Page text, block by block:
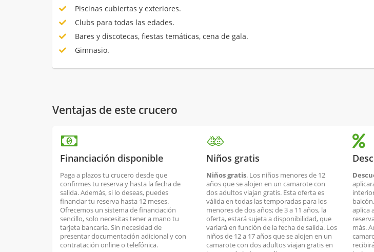
Piscinas cubiertas y exteriores.
Clubs para todas las edades.
Bares y discotecas, fiestas temáticas, cena de gala.
Gimnasio.
Ventajas de este crucero
Financiación disponible
Paga a plazos tu crucero desde que
confirmes tu reserva y hasta la fecha de
salida. Además, si lo deseas, puedes
financiar tu reserva hasta 12 meses.
Ofrecemos un sistema de financiación
sencillo, solo necesitas tener a mano tu
tarjeta bancaria. Sin necesidad de
presentar documentación adicional y con
contratación online o telefónica.
Niños gratis
Niños gratis. Los niños menores de 12
años que se alojen en un camarote con
dos adultos viajan gratis. Esta oferta es
válida en todas las temporadas para los
menores de dos años; de 3 a 11 años, la
oferta, estará sujeta a disponibilidad, que
variará en función de la fecha de salida. Los
niños de 12 a 17 años que se alojen en un
camarote con dos adultos viajan gratis en
aplica
más.